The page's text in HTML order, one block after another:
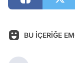
BU İÇERİĞE